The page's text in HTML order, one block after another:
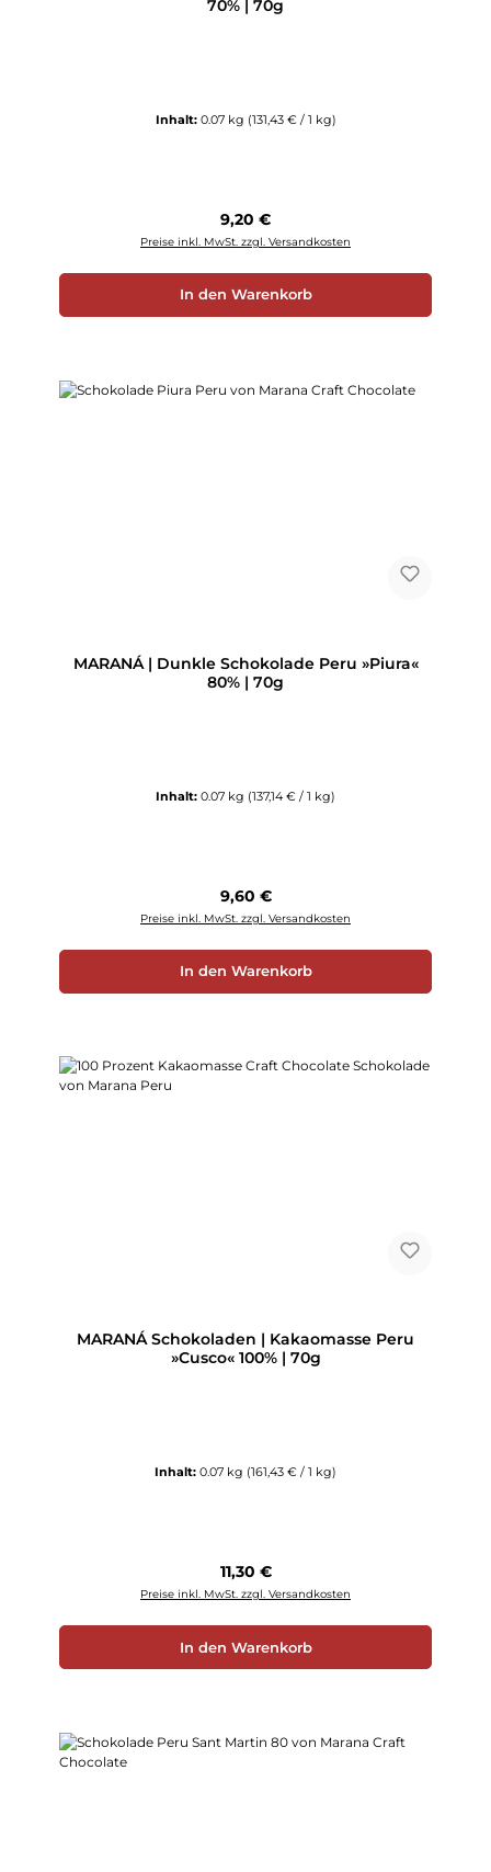
70% | 70g
Inhalt: 0.07 kg (131,43 € / 1 kg)
Regulärer Preis:
9,20 €
Preise inkl. MwSt. zzgl. Versandkosten
In den Warenkorb
MARANÁ | Dunkle Schokolade Peru »Piura«
80% | 70g
Inhalt: 0.07 kg (137,14 € / 1 kg)
Regulärer Preis:
9,60 €
Preise inkl. MwSt. zzgl. Versandkosten
In den Warenkorb
MARANÁ Schokoladen | Kakaomasse Peru
»Cusco« 100% | 70g
Inhalt: 0.07 kg (161,43 € / 1 kg)
Regulärer Preis:
11,30 €
Preise inkl. MwSt. zzgl. Versandkosten
In den Warenkorb